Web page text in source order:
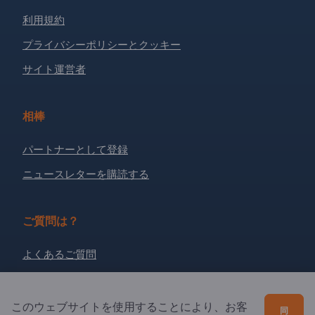
利用規約
プライバシーポリシーとクッキー
サイト運営者
相棒
パートナーとして登録
ニュースレターを購読する
ご質問は？
よくあるご質問
当社概要
このウェブサイトを使用することにより、お客 同